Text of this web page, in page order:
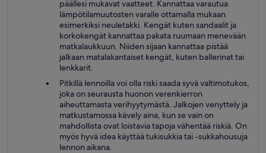
päällesi mukavat vaatteet. Kannattaa varautua
lämpötilamuutosten varalle ottamalla mukaan
esimerkiksi neuletakki. Kengät kuten sandaalit ja
korkokengät kannattaa pakata ruumaan menevään
matkalaukkuun. Niiden sijaan kannattaa pistää
jalkaan matalakantaiset kengät, kuten ballerinat tai
lenkkarit.
Pitkillä lennoilla voi olla riski saada syvä valtimotukos,
joka on seurausta huonon verenkierron
aiheuttamasta verihyytymästä. Jalkojen venyttely ja
matkustamossa kävely aina, kun se vain on
mahdollista ovat loistavia tapoja vähentää riskiä. On
myös hyvä idea käyttää tukisukkia tai -sukkahousuja
lennon aikana.